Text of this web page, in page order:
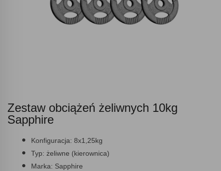
Zestaw obciążeń żeliwnych 10kg
Sapphire
Konfiguracja: 8x1,25kg
Typ: żeliwne (kierownica)
Marka: Sapphire